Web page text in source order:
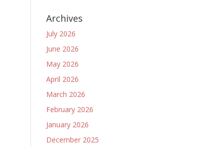
Archives
July 2026
June 2026
May 2026
April 2026
March 2026
February 2026
January 2026
December 2025